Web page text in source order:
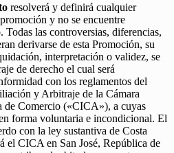
resolverá y definirá cualquier
y no se encuentre
Todas las controversias, diferencias,
derivarse de esta Promoción, su
interpretación o validez, se
de derecho el cual será
con los reglamentos del
y Arbitraje de la Cámara
de Comercio («CICA»), a cuyas
forma voluntaria e incondicional. El
con la ley sustantiva de Costa
el CICA en San José, República de